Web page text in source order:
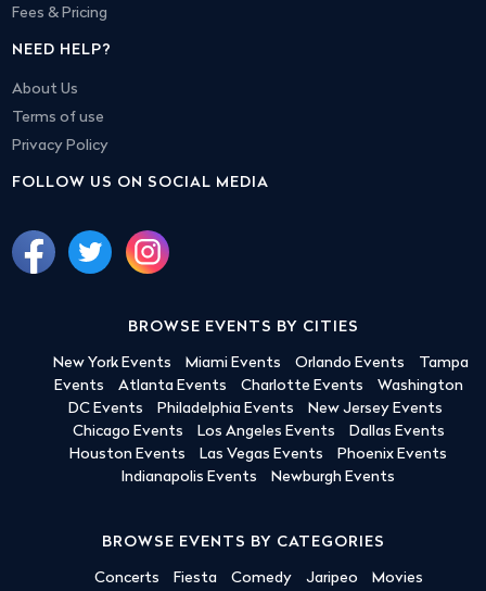
Fees & Pricing
NEED HELP?
About Us
Terms of use
Privacy Policy
FOLLOW US ON SOCIAL MEDIA
BROWSE EVENTS BY CITIES
New York Events Miami Events Orlando Events
Tampa
Events
Atlanta Events Charlotte Events
Washington
DC Events
Philadelphia Events
New Jersey Events
Chicago Events
Los Angeles Events
Dallas Events
Houston Events
Las Vegas Events
Phoenix Events
Indianapolis Events
Newburgh Events
BROWSE EVENTS BY CATEGORIES
Concerts Fiesta Comedy Jaripeo Movies